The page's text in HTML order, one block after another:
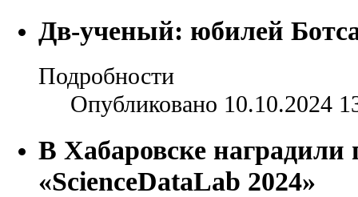
Дв-ученый: юбилей
Подробности
Опубликовано 10.10.2024
В Хабаровске наградили
«ScienceDataLab 2024»